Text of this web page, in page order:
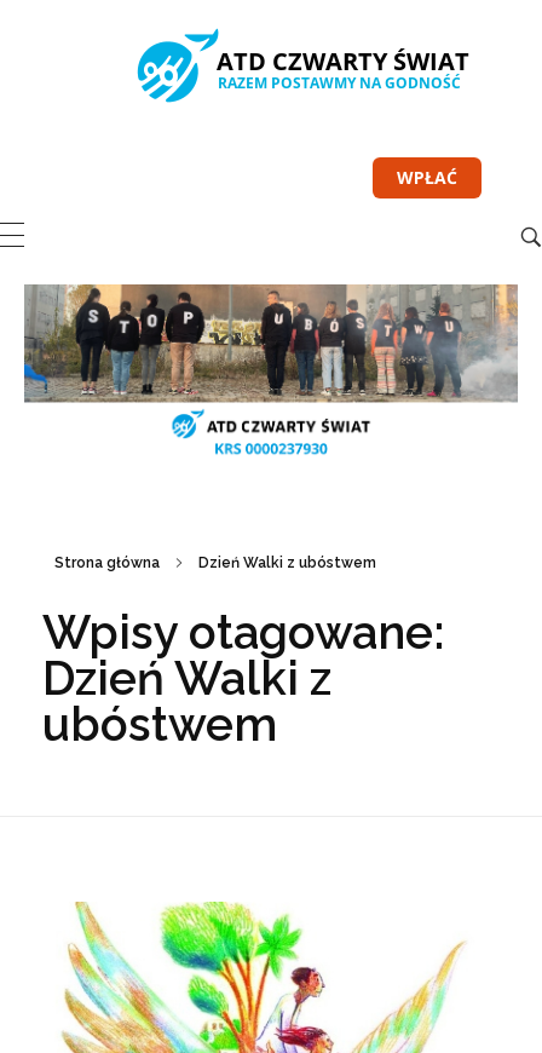
WPŁAĆ
Strona główna Dzień Walki z ubóstwem
Wpisy otagowane:
Dzień Walki z
ubóstwem